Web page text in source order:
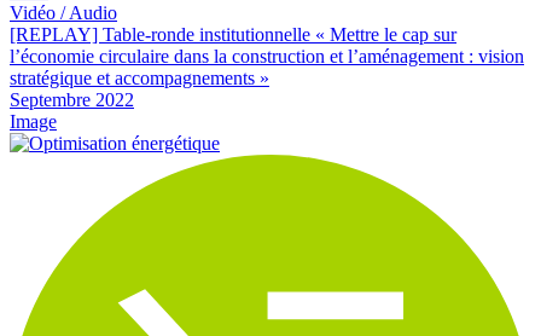
Vidéo / Audio
[REPLAY] Table-ronde institutionnelle « Mettre le cap sur
l’économie circulaire dans la construction et l’aménagement : vision
stratégique et accompagnements »
Septembre 2022
Image